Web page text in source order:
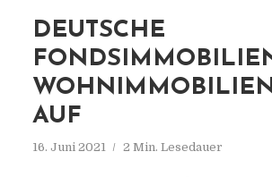
DEUTSCHE
AUF
16. Juni 2021 2 Min. Lesedauer